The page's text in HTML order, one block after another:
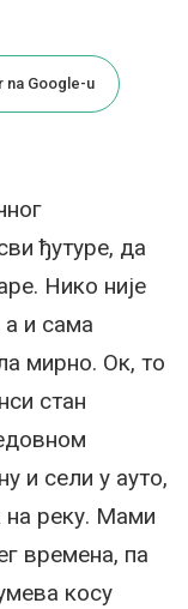
na Google-u
ђутуре, да
Нико није
и сама
мирно. Ок, то
стан
и сели у ауто,
на реку. Мами
времена, па
косу